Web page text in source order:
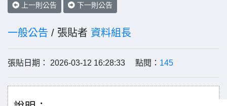
上一則公告 下一則公告
一般公告 / 張貼者 資料組長
張貼日期： 2026-03-12 16:28:33 點閱： 145